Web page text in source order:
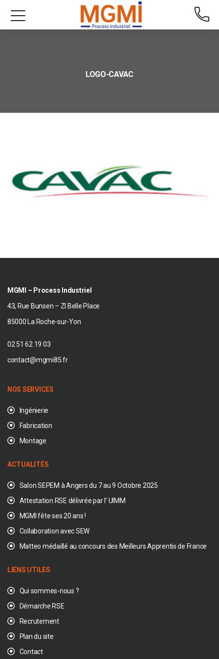
LOGO-CAVAC
MGMI – Process Industriel
43, Rue Bunsen – ZI Belle Place
85000 La Roche-sur-Yon
02 51 62 19 03
contact@mgmi85.fr
NOS SERVICES
Ingénierie
Fabrication
Montage
ACTUALITÉS
Salon SEPEM à Angers du 7 au 9 Octobre 2025
Attestation RSE délivrée par l’ UIMM
MGMI fête ses 20 ans !
Collaboration avec SEW
Matteo médaillé au concours des Meilleurs Apprentis de France
LIENS UTILES
Qui sommes-nous ?
Démarche RSE
Recrutement
Plan du site
Contact